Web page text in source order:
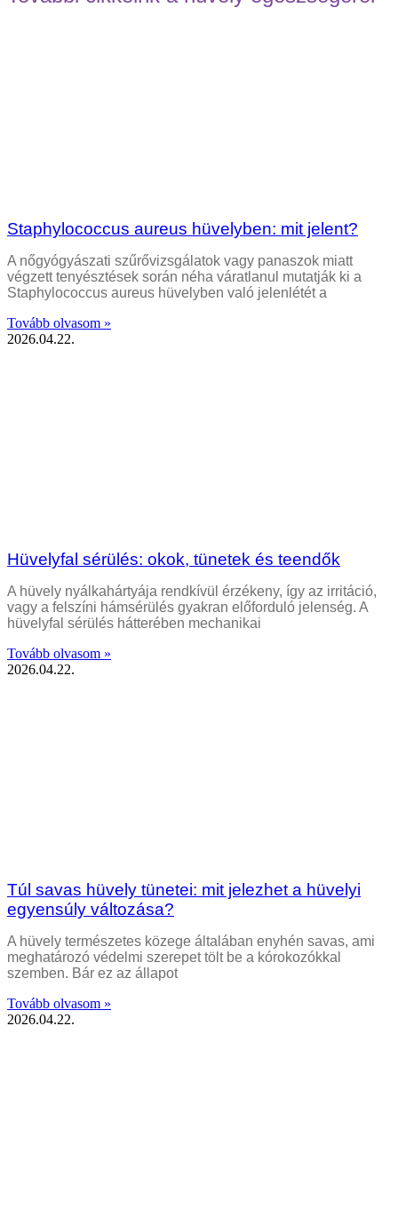
Staphylococcus aureus hüvelyben: mit jelent?
A nőgyógyászati szűrővizsgálatok vagy panaszok miatt
végzett tenyésztések során néha váratlanul mutatják ki a
Staphylococcus aureus hüvelyben való jelenlétét a
Tovább olvasom »
2026.04.22.
Hüvelyfal sérülés: okok, tünetek és teendők
A hüvely nyálkahártyája rendkívül érzékeny, így az irritáció,
vagy a felszíni hámsérülés gyakran előforduló jelenség. A
hüvelyfal sérülés hátterében mechanikai
Tovább olvasom »
2026.04.22.
Túl savas hüvely tünetei: mit jelezhet a hüvelyi
egyensúly változása?
A hüvely természetes közege általában enyhén savas, ami
meghatározó védelmi szerepet tölt be a kórokozókkal
szemben. Bár ez az állapot
Tovább olvasom »
2026.04.22.